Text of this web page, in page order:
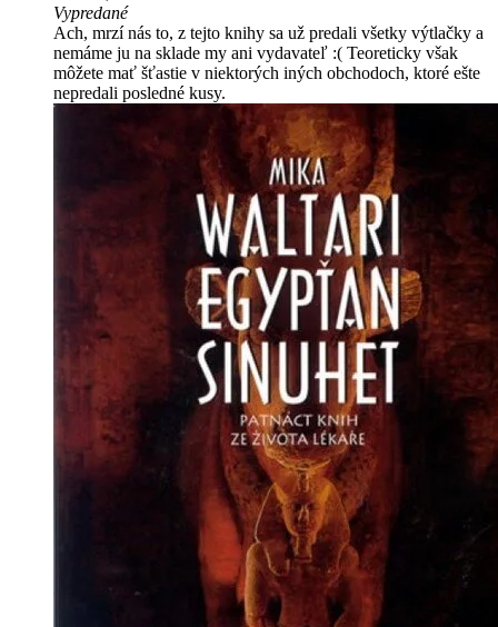
Vypredané
Ach, mrzí nás to, z tejto knihy sa už predali všetky výtlačky a
nemáme ju na sklade my ani vydavateľ :( Teoreticky však
môžete mať šťastie v niektorých iných obchodoch, ktoré ešte
nepredali posledné kusy.